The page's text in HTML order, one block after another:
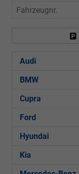
Fahrzeugnr.
Audi
BMW
Cupra
Ford
Hyundai
Kia